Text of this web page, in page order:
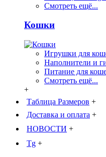
Смотреть ещё...
Кошки
Игрушки для
Наполнители и
Питание для
Смотреть ещё...
+
Таблица Размеров +
Доставка и оплата +
НОВОСТИ +
Tg +